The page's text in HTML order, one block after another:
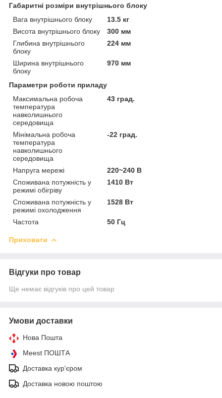
Габаритні розміри внутрішнього блоку
Вага внутрішнього блоку
13.5 кг
Висота внутрішнього блоку
300 мм
Глибина внутрішнього
блоку
224 мм
Ширина внутрішнього
блоку
970 мм
Параметри роботи приладу
Максимальна робоча
температура
навколишнього
середовища
43 град.
Мінімальна робоча
температура
навколишнього
середовища
-22 град.
Напруга мережі
220~240 В
Споживана потужність у
режимі обігріву
1410 Вт
Споживана потужність у
режимі охолодження
1528 Вт
Частота 50 Гц
Приховати
Відгуки про товар
Ще немає відгуків про цей товар
Умови доставки
Нова Пошта
Meest ПОШТА
Доставка кур'єром
Доставка новою поштою